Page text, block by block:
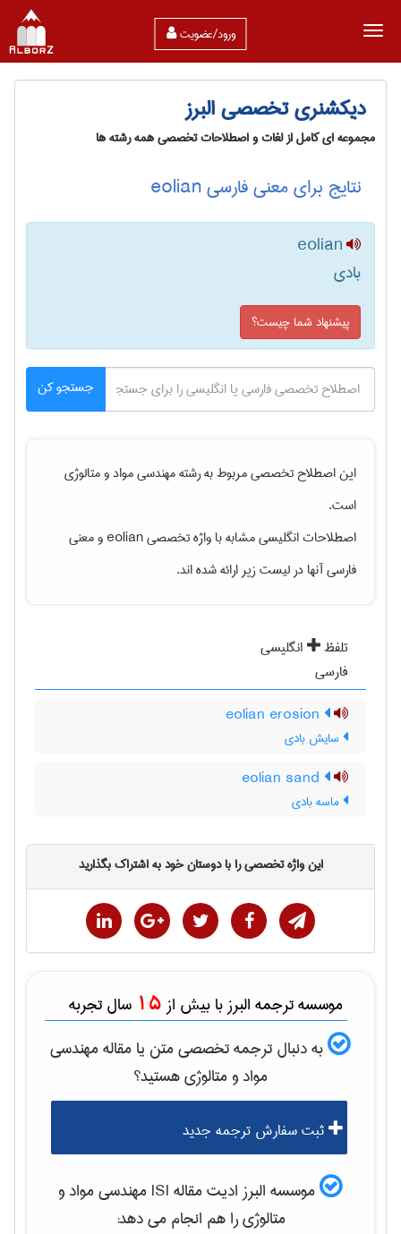
ورود/عضویت
دیکشنری تخصصی البرز
مجموعه ای کامل از لغات و اصطلاحات تخصصی همه رشته ها
نتایج برای معنی فارسی eolian
eolian
بادی
پیشنهاد شما چیست؟
جستجو کن
این اصطلاح تخصصی مربوط به رشتهمهندسی مواد و متالوژی
است.
اصطلاحات انگلیسی مشابه با واژه تخصصیeolianو معنی
فارسی آنها در لیست زیر ارائه شده اند.
تلفظ
انگلیسی
فارسی
سایش بادی
ماسه بادی
این واژه تخصصی را با دوستان خود به اشتراک بگذارید
موسسه ترجمه البرز با بیش از 15 سال تجربه
به دنبال ترجمه تخصصی متن یا مقالهمهندسی
مواد و متالوژیهستید؟
ثبت سفارش ترجمه جدید
موسسه البرز ادیت مقاله ISI
مهندسی مواد و
متالوژیرا هم انجام می دهد: